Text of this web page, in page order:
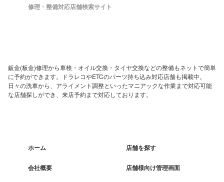
修理・整備対応店舗検索サイト
鈑金(板金)修理から車検・オイル交換・タイヤ交換などの整備もネットで簡単
に予約ができます。ドラレコやETCのパーツ持ち込み対応店舗も掲載中。
日々の洗車から、アライメント調整といったマニアックな作業まで対応可能
な店舗探しができ、来店予約まで対応しております。
ホーム 店舗を探す
会社概要 店舗様向け管理画面